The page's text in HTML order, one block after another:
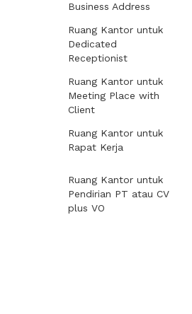
Business Address
Ruang Kantor untuk
Dedicated
Receptionist
Ruang Kantor untuk
Meeting Place with
Client
Ruang Kantor untuk
Rapat Kerja
Ruang Kantor untuk
Pendirian PT atau CV
plus VO